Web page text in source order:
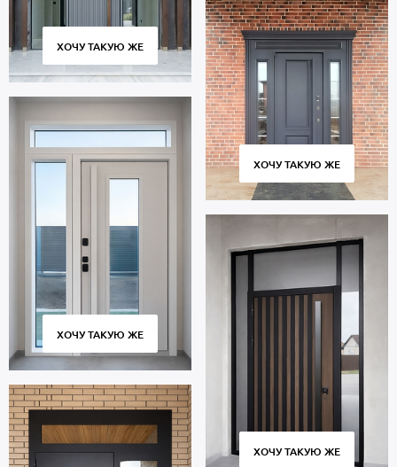
ХОЧУ ТАКУЮ ЖЕ
ХОЧУ ТАКУЮ ЖЕ
ХОЧУ ТАКУЮ ЖЕ
ХОЧУ ТАКУЮ ЖЕ